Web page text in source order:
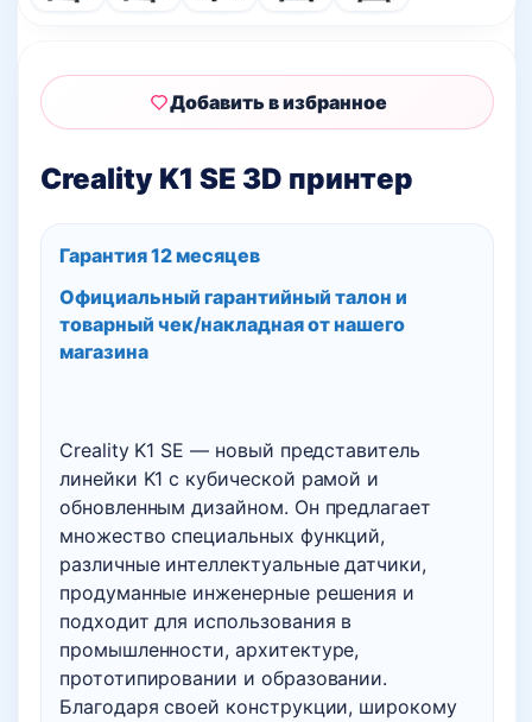
Creality K1 SE 3D принтер
Гарантия 12 месяцев
Официальный гарантийный талон и
товарный чек/накладнаяот нашего
магазина
Creality K1 SE — новый представитель
линейки K1 с кубической рамой и
обновленным дизайном. Он предлагает
множество специальных функций,
различные интеллектуальные датчики,
продуманные инженерные решения и
подходит для использования в
промышленности, архитектуре,
прототипировании и образовании.
Благодаря своей конструкции, широкому
Добавить в избранное